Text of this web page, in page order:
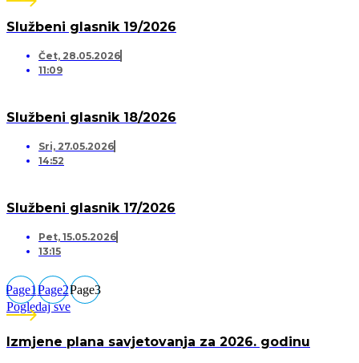
Službeni glasnik 19/2026
Čet, 28.05.2026
11:09
Službeni glasnik 18/2026
Sri, 27.05.2026
14:52
Službeni glasnik 17/2026
Pet, 15.05.2026
13:15
Page1Page2Page3
Pogledaj sve
Izmjene plana savjetovanja za 2026. godinu